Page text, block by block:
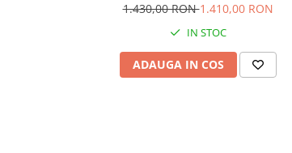
1.430,00 RON1.410,00 RON
IN STOC
ADAUGA IN COS